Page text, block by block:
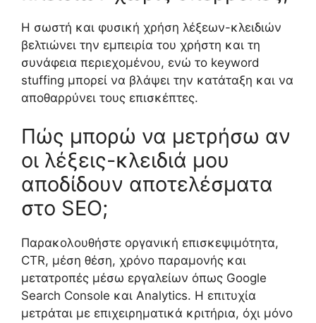
Η σωστή και φυσική χρήση λέξεων-κλειδιών
βελτιώνει την εμπειρία του χρήστη και τη
συνάφεια περιεχομένου, ενώ το keyword
stuffing μπορεί να βλάψει την κατάταξη και να
αποθαρρύνει τους επισκέπτες.
Πώς μπορώ να μετρήσω αν
οι λέξεις-κλειδιά μου
αποδίδουν αποτελέσματα
στο SEO;
Παρακολουθήστε οργανική επισκεψιμότητα,
CTR, μέση θέση, χρόνο παραμονής και
μετατροπές μέσω εργαλείων όπως Google
Search Console και Analytics. Η επιτυχία
μετράται με επιχειρηματικά κριτήρια, όχι μόνο